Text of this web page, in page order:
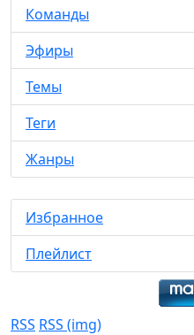
Команды
Эфиры
Темы
Теги
Жанры
Избранное
Плейлист
RSS RSS (img)